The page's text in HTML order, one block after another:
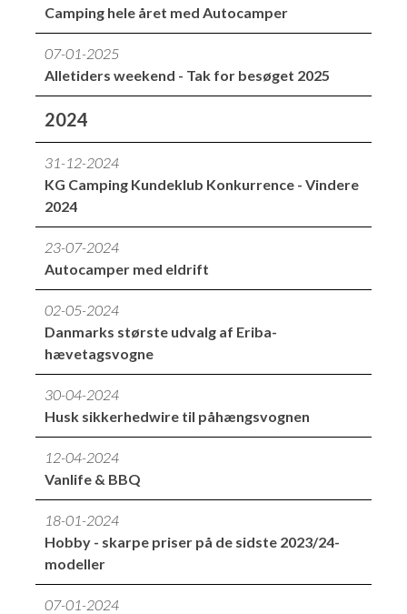
Camping hele året med Autocamper
07-01-2025
Alletiders weekend - Tak for besøget 2025
2024
31-12-2024
KG Camping Kundeklub Konkurrence - Vindere
2024
23-07-2024
Autocamper med eldrift
02-05-2024
Danmarks største udvalg af Eriba-
hævetagsvogne
30-04-2024
Husk sikkerhedwire til påhængsvognen
12-04-2024
Vanlife & BBQ
18-01-2024
Hobby - skarpe priser på de sidste 2023/24-
modeller
07-01-2024